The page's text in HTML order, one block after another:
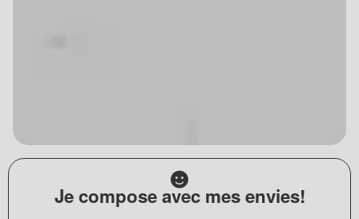
Je compose avec mes envies!